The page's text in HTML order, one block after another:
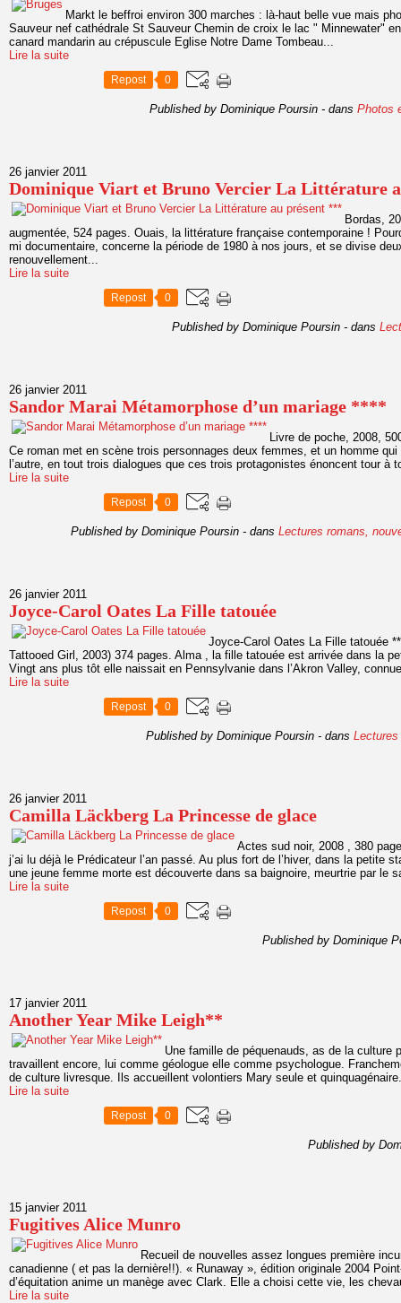
Markt le beffroi environ 300 marches : là-haut belle vue mais
Sauveur nef cathédrale St Sauveur Chemin de croix le lac " Minnewater"
canard mandarin au crépuscule Eglise Notre Dame Tombeau...
Lire la suite
Repost 0
Published by Dominique Poursin - dans Photos
26 janvier 2011
Dominique Viart et Bruno Vercier La Littérature
Bordas,
augmentée, 524 pages. Ouais, la littérature française contemporaine !
mi documentaire, concerne la période de 1980 à nos jours, et se divise
renouvellement...
Lire la suite
Repost 0
Published by Dominique Poursin - dans
26 janvier 2011
Sandor Marai Métamorphose d’un mariage ****
Livre de poche, 2008,
Ce roman met en scène trois personnages deux femmes, et un homme qui
l’autre, en tout trois dialogues que ces trois protagonistes énoncent tour à
Lire la suite
Repost 0
Published by Dominique Poursin - dans Lectures romans,
26 janvier 2011
Joyce-Carol Oates La Fille tatouée
Joyce-Carol Oates La Fille tatouée
Tattooed Girl, 2003) 374 pages. Alma , la fille tatouée est arrivée dans la
Vingt ans plus tôt elle naissait en Pennsylvanie dans l’Akron Valley,
Lire la suite
Repost 0
Published by Dominique Poursin - dans
26 janvier 2011
Camilla Läckberg La Princesse de glace
Actes sud noir, 2008 , 380
j’ai lu déjà le Prédicateur l’an passé. Au plus fort de l’hiver, dans la petite
une jeune femme morte est découverte dans sa baignoire, meurtrie par le
Lire la suite
Repost 0
Published by Dominique
17 janvier 2011
Another Year Mike Leigh**
Une famille de péquenauds, as de la culture
travaillent encore, lui comme géologue elle comme psychologue.
de culture livresque. Ils accueillent volontiers Mary seule et
Lire la suite
Repost 0
Published by
15 janvier 2011
Fugitives Alice Munro
Recueil de nouvelles assez longues première
canadienne ( et pas la dernière!!). « Runaway », édition originale 2004
d’équitation anime un manège avec Clark. Elle a choisi cette vie, les
Lire la suite